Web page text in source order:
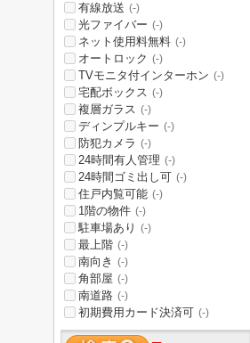
有線放送 (-)
光ファイバー (-)
ネット使用料無料 (-)
オートロック (-)
TVモニタ付インターホン (-)
宅配ボックス (-)
複層ガラス (-)
ディンプルキー (-)
防犯カメラ (-)
24時間有人管理 (-)
24時間ゴミ出し可 (-)
住戸内覧可能 (-)
1階の物件 (-)
駐車場あり (-)
最上階 (-)
南向き (-)
角部屋 (-)
南道路 (-)
初期費用カード決済可 (-)